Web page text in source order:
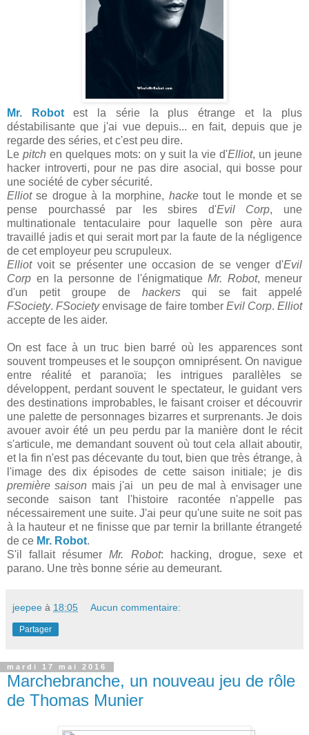
Mr. Robotest la série la plus étrange et la plus
déstabilisante que j'ai vue depuis... en fait, depuis que je
regarde des séries, et c'est peu dire.
Le pitch en quelques mots: on y suit la vie d'Elliot, un jeune
hacker introverti, pour ne pas dire asocial, qui bosse pour
une société de cyber sécurité.
Elliotse drogue à la morphine, hacketout le monde et se
pense pourchassé par les sbires d'Evil Corp, une
multinationale tentaculaire pour laquelle son père aura
travaillé jadis et qui serait mort par la faute de la négligence
de cet employeur peu scrupuleux.
Elliot voit se présenter une occasion de se venger d'Evil
Corp en la personne de l'énigmatique Mr. Robot, meneur
d'un petit groupe de hackersqui se fait appelé
FSociety.FSocietyenvisage de faire tomber Evil Corp. Elliot
accepte de les aider.
On est face à un truc bien barré où les apparences sont
souvent trompeuses et le soupçon omniprésent. On navigue
entre réalité et paranoïa; les intrigues parallèles se
développent, perdant souvent le spectateur, le guidant vers
des destinations improbables, le faisant croiser et découvrir
une palette de personnages bizarres et surprenants. Je dois
avouer avoir été un peu perdu par la manière dont le récit
s'articule, me demandant souvent où tout cela allait aboutir,
et la fin n'est pas décevante du tout, bien que très étrange, à
l'image des dix épisodes de cette saison initiale; je dis
première saison mais j'ai un peu de mal à envisager une
seconde saison tant l'histoire racontée n'appelle pas
nécessairement une suite. J'ai peur qu'une suite ne soit pas
à la hauteur et ne finisse que par ternir la brillante étrangeté
de ce Mr. Robot.
S'il fallait résumerMr. Robot: hacking, drogue, sexe et
parano. Une très bonne série au demeurant.
jeepee à 18:05 Aucun commentaire:
Partager
mardi 17 mai 2016
Marchebranche, un nouveau jeu de rôle
de Thomas Munier